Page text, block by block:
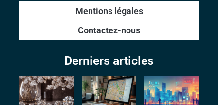
Mentions légales
Contactez-nous
Derniers articles